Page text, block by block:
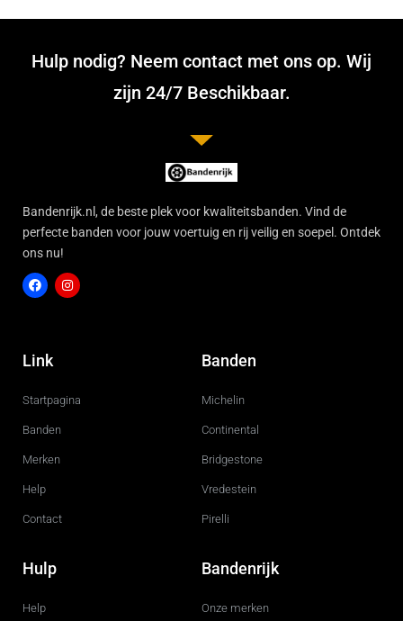
Hulp nodig? Neem contact met ons op. Wij
zijn 24/7 Beschikbaar.
Bandenrijk.nl, de beste plek voor kwaliteitsbanden. Vind de
perfecte banden voor jouw voertuig en rij veilig en soepel. Ontdek
ons nu!
c
e
o
g
r
Link
Startpagina
Banden
Merken
Help
Contact
Banden
Michelin
Continental
Bridgestone
Vredestein
Pirelli
Hulp
Help
Bandenrijk
Onze merken